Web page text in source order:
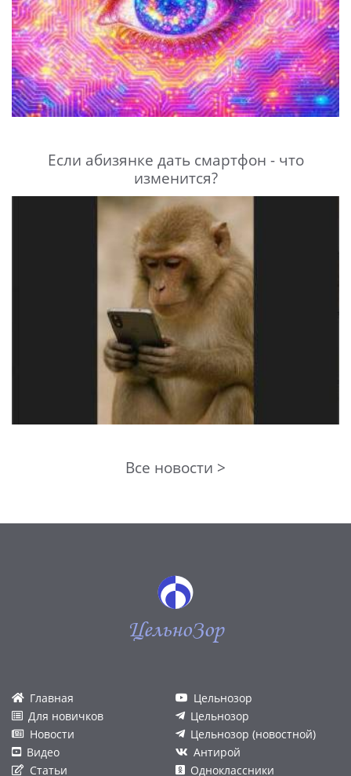
Если абизянке дать смартфон - что
изменится?
Все новости >
ЦельноЗор
Главная
Для новичков
Новости
Видео
Статьи
Цельнозор
Цельнозор
Цельнозор (новостной)
Антирой
Одноклассники